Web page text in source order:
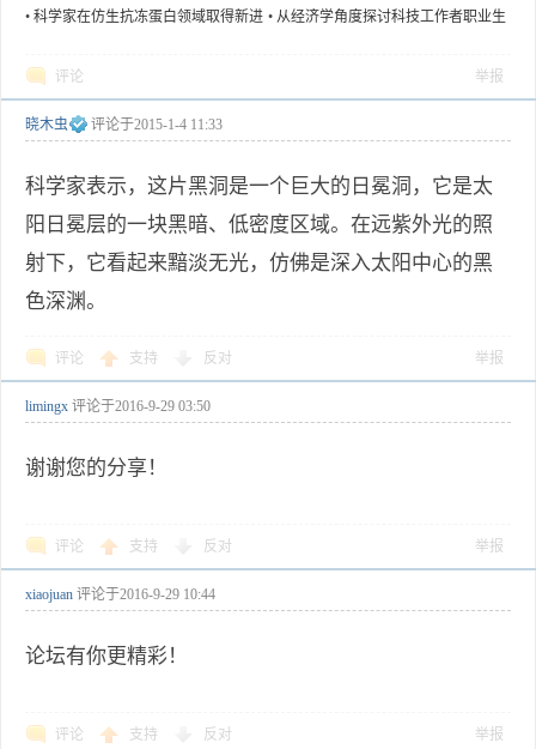
研究中取得进展
• 科学家在仿生抗冻蛋白领域取得新进 • 从经济学角度探讨科技工作者职业生
评论 举报
晓木虫 评论于2015-1-4 11:33
科学家表示，这片黑洞是一个巨大的日冕洞，它是太
阳日冕层的一块黑暗、低密度区域。在远紫外光的照
射下，它看起来黯淡无光，仿佛是深入太阳中心的黑
色深渊。
评论 支持 反对 举报
limingx 评论于2016-9-29 03:50
谢谢您的分享！
评论 支持 反对 举报
xiaojuan 评论于2016-9-29 10:44
论坛有你更精彩！
评论 支持 反对 举报